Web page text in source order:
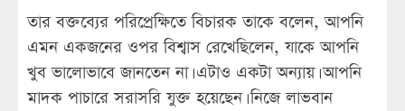
তার বক্তব্যের পরিপ্রেক্ষিতে বিচারক তাকে বলেন, আপনি
এমন একজনের ওপর বিশ্বাস রেখেছিলেন, যাকে আপনি
খুব ভালোভাবে জানতেন না। এটাও একটা অন্যায়। আপনি
মাদক পাচারে সরাসরি যুক্ত হয়েছেন। নিজে লাভবান